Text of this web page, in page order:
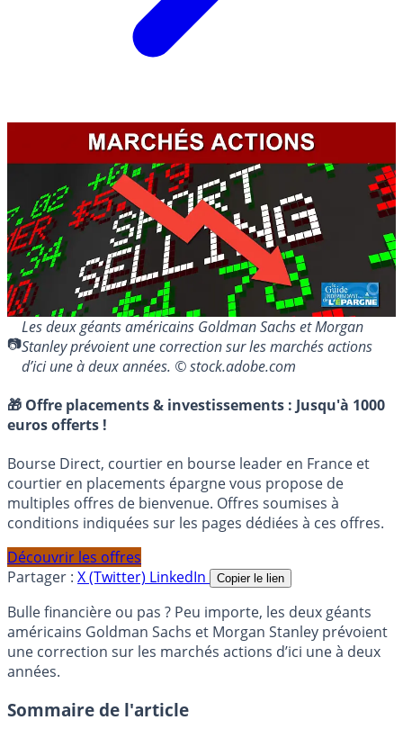
Les deux géants américains Goldman Sachs et Morgan
Stanley prévoient une correction sur les marchés actions
d’ici une à deux années. © stock.adobe.com
🎁 Offre placements & investissements : Jusqu'à 1000
euros offerts !
Bourse Direct, courtier en bourse leader en France et
courtier en placements épargne vous propose de
multiples offres de bienvenue. Offres soumises à
conditions indiquées sur les pages dédiées à ces offres.
Découvrir les offres
Partager : X (Twitter) LinkedIn Copier le lien
Bulle financière ou pas ? Peu importe, les deux géants
américains Goldman Sachs et Morgan Stanley prévoient
une correction sur les marchés actions d’ici une à deux
années.
Sommaire de l'article